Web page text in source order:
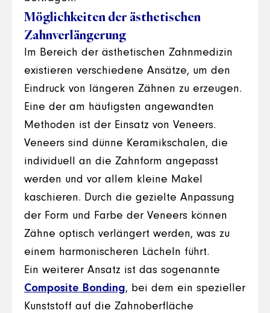
Möglichkeiten der ästhetischen
Zahnverlängerung
Im Bereich der ästhetischen Zahnmedizin
existieren verschiedene Ansätze, um den
Eindruck von längeren Zähnen zu erzeugen.
Eine der am häufigsten angewandten
Methoden ist der Einsatz von Veneers.
Veneers sind dünne Keramikschalen, die
individuell an die Zahnform angepasst
werden und vor allem kleine Makel
kaschieren. Durch die gezielte Anpassung
der Form und Farbe der Veneers können
Zähne optisch verlängert werden, was zu
einem harmonischeren Lächeln führt.
Ein weiterer Ansatz ist das sogenannte
Composite Bonding, bei dem ein spezieller
Kunststoff auf die Zahnoberfläche